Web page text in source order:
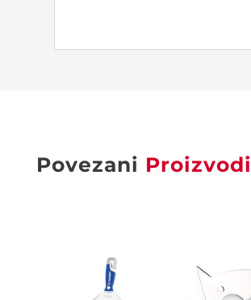
Povezani Proizvodi